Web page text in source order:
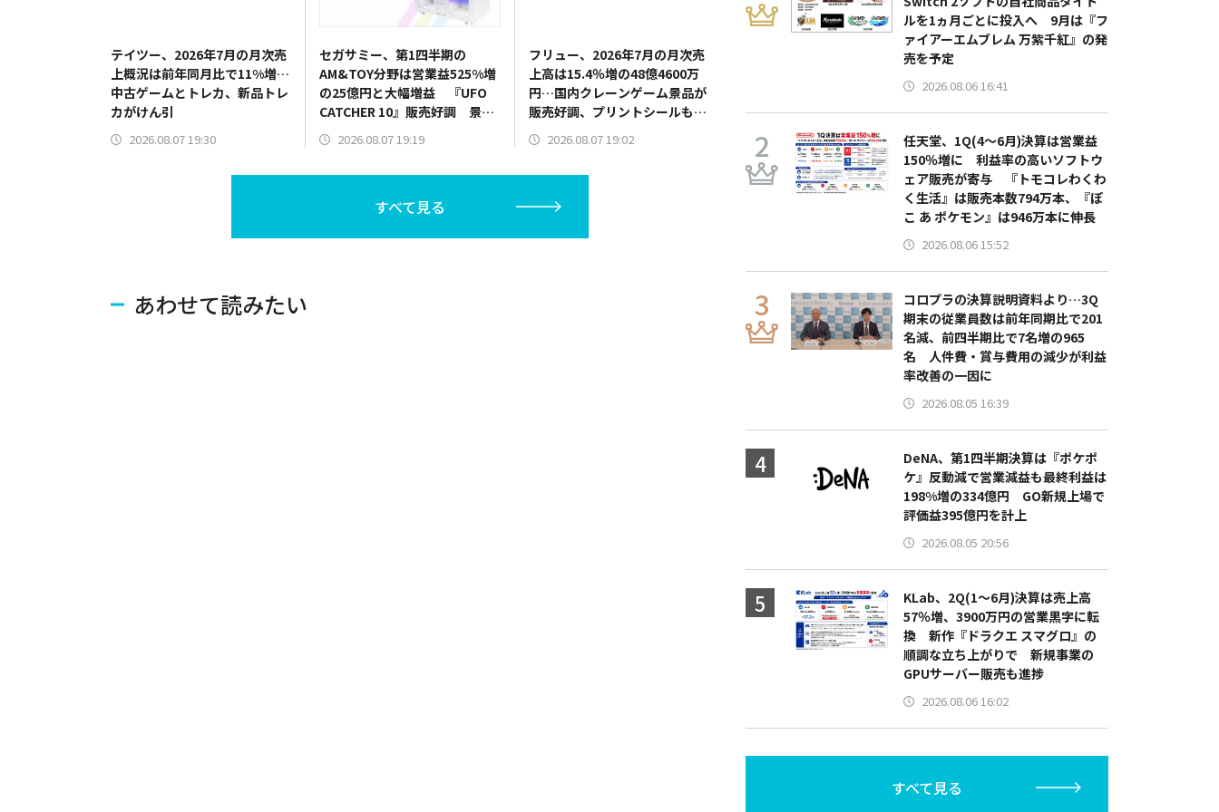
テイツー、2026年7月の月次売
上概況は前年同月比で11%増…
中古ゲームとトレカ、新品トレ
カがけん引
2026.08.07 19:30
セガサミー、第1四半期の
AM&TOY分野は営業益525%増
の25億円と大幅増益 『UFO
CATCHER 10』販売好調 景品
だけでなく機器需要も旺盛
2026.08.07 19:19
フリュー、2026年7月の月次売
上高は15.4％増の48億4600万
円…国内クレーンゲーム景品が
販売好調、プリントシールも新
機種発売で伸長
2026.08.07 19:02
すべて見る
あわせて読みたい
ルを1ヵ月ごとに投入へ 9月は『フ
ァイアーエムブレム 万紫千紅』の発
売を予定
2026.08.06 16:41
任天堂、1Q(4～6月)決算は営業益
150％増に 利益率の高いソフトウ
ェア販売が寄与 『トモコレわくわ
く生活』は販売本数794万本、『ぽ
こ あ ポケモン』は946万本に伸長
2026.08.06 15:52
コロプラの決算説明資料より…3Q
期末の従業員数は前年同期比で201
名減、前四半期比で7名増の965
名 人件費・賞与費用の減少が利益
率改善の一因に
2026.08.05 16:39
DeNA、第1四半期決算は『ポケポ
ケ』反動減で営業減益も最終利益は
198%増の334億円 GO新規上場で
評価益395億円を計上
2026.08.05 20:56
KLab、2Q(1～6月)決算は売上高
57％増、3900万円の営業黒字に転
換 新作『ドラクエ スマグロ』の
順調な立ち上がりで 新規事業の
GPUサーバー販売も進捗
2026.08.06 16:02
すべて見る